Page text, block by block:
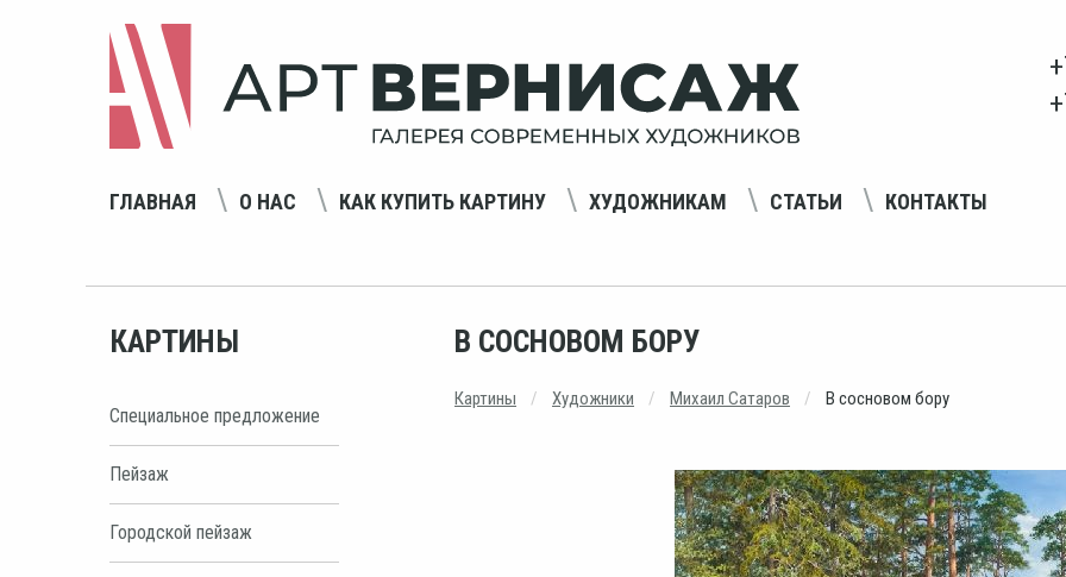
ГЛАВНАЯ О НАС КАК КУПИТЬ КАРТИНУ ХУДОЖНИКАМ СТАТЬИ КОНТАКТЫ
КАРТИНЫ
Специальное предложение
Пейзаж
Городской пейзаж
В СОСНОВОМ БОРУ
Картины Художники Михаил Сатаров В сосновом бору